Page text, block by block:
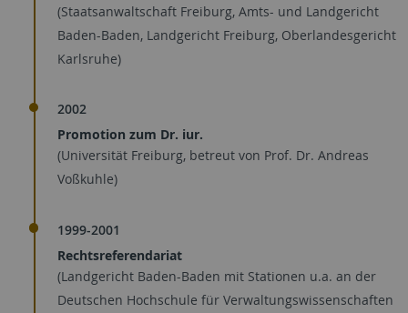
(Staatsanwaltschaft Freiburg, Amts- und Landgericht
Baden-Baden, Landgericht Freiburg, Oberlandesgericht
Karlsruhe)
2002
Promotion zum Dr. iur.
(Universität Freiburg, betreut von Prof. Dr. Andreas
Voßkuhle)
1999-2001
Rechtsreferendariat
(Landgericht Baden-Baden mit Stationen u.a. an der
Deutschen Hochschule für Verwaltungswissenschaften